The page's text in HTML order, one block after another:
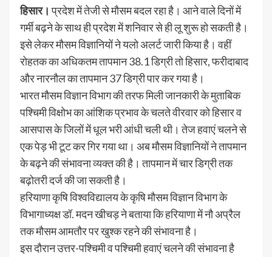
हिसार। प्रदेश में तेजी से मौसम बदल रहा है। आने वाले दिनों में
गर्मी बढ़ने के साथ ही प्रदेश में शनिवार से ही लू शुरू हो सकती है।
इसे लेकर मौसम विज्ञानियों ने यलो अलर्ट जारी किया है। वहीं
रोहतक का अधिकतम तापमान 38.1 डिग्री तो हिसार, फरीदाबाद
और नारनौल का तापमान 37 डिग्री पार कर गया है।
भारत मौसम विज्ञान विभाग की तरफ मिली जानकारी के मुताबिक
पश्चिमी विक्षोभ का आंशिक प्रभाव के चलते वीरवार को हिसार व
आसपास के जिलों में धूल भरी आंधी चली थी। तेज हवाएं चलने से
एक पेड़ भी टूट कर गिर गया था। अब मौसम विज्ञानियों ने तापमान
के बढ़ने की संभावना व्यक्त की है। तापमान में चार डिग्री तक
बढ़ोतरी दर्ज की जा सकती है।
हरियाणा कृषि विश्वविद्यालय के कृषि मौसम विज्ञान विभाग के
विभागाध्यक्ष डॉ. मदन खीचड़ ने बताया कि हरियाणा में नौ अप्रैल
तक मौसम आमतौर पर खुश्क रहने की संभावना है।
इस दौरान उत्तर-पश्चिमी व पश्चिमी हवाएं चलने की संभावना है